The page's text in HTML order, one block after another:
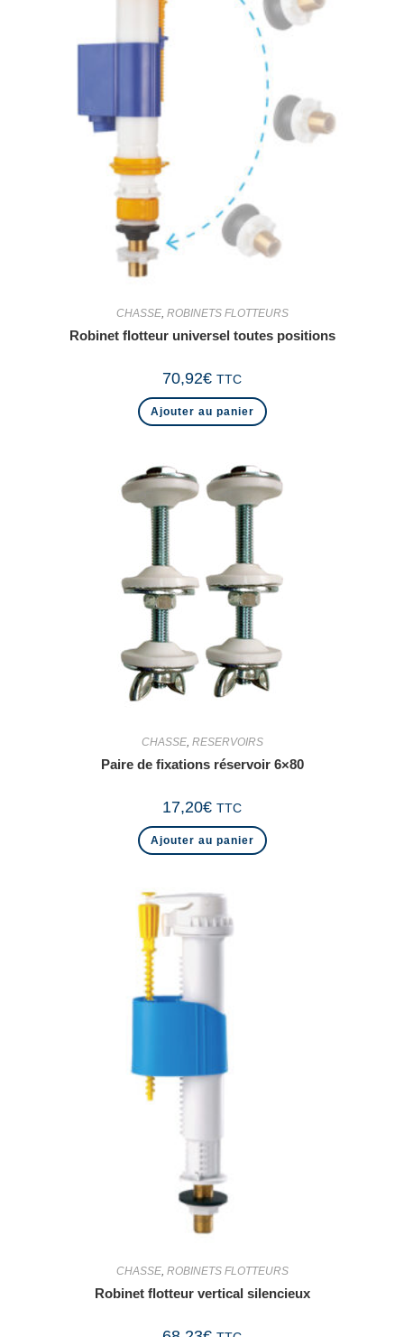
CHASSE, ROBINETS FLOTTEURS
Robinet flotteur universel toutes positions
70,92€ TTC
Ajouter au panier
CHASSE, RESERVOIRS
Paire de fixations réservoir 6×80
17,20€ TTC
Ajouter au panier
CHASSE, ROBINETS FLOTTEURS
Robinet flotteur vertical silencieux